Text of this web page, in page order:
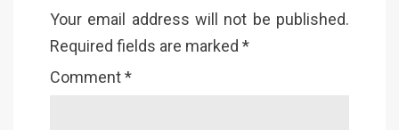
Your email address will not be published.
Required fields are marked *
Comment*